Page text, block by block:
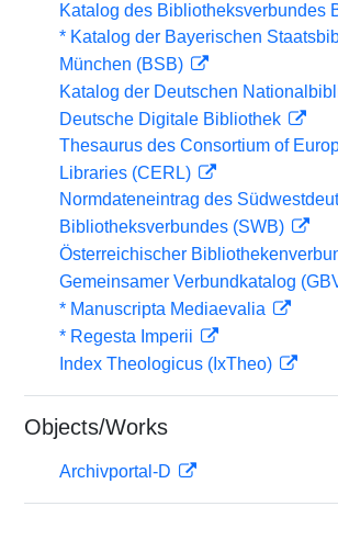
Katalog des Bibliotheksverbundes
* Katalog der Bayerischen
München (BSB)
Katalog der Deutschen
Deutsche Digitale Bibliothek
Thesaurus des Consortium of
Libraries (CERL)
Normdateneintrag des
Bibliotheksverbundes (SWB)
Österreichischer
Gemeinsamer Verbundkatalog
* Manuscripta Mediaevalia
* Regesta Imperii
Index Theologicus (IxTheo)
Objects/Works
Archivportal-D